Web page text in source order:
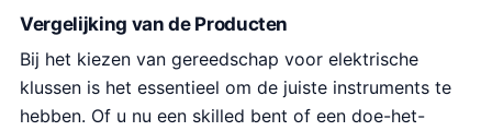
Vergelijking van de Producten
Bij het kiezen van gereedschap voor elektrische
klussen is het essentieel om de juiste instruments te
hebben. Of u nu een skilled bent of een doe-het-